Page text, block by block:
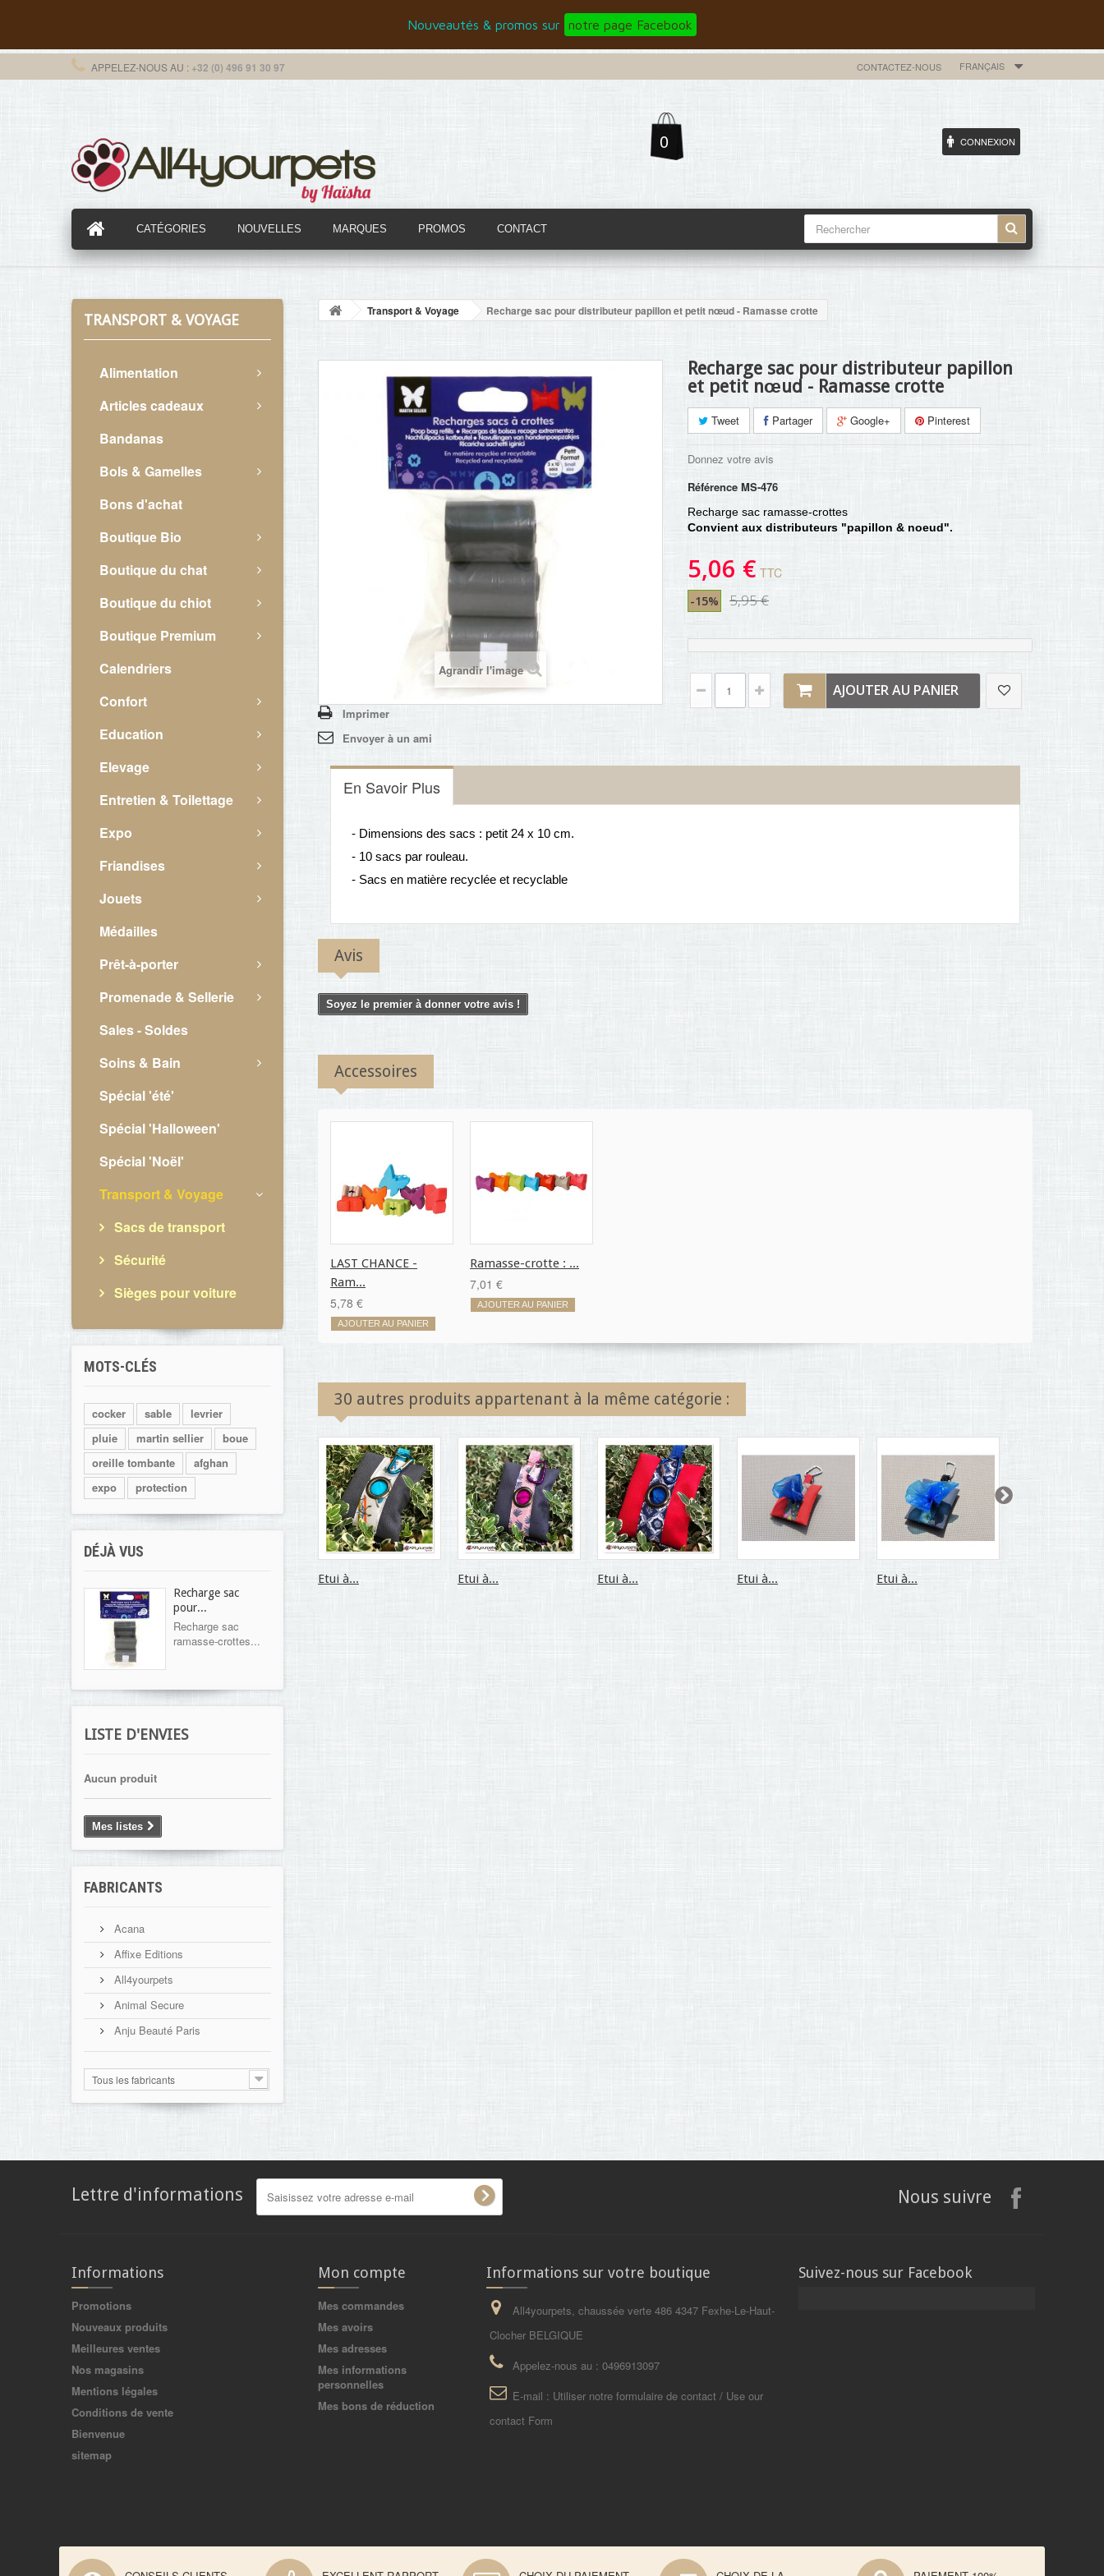
Nouveautés & promos sur notre page Facebook
FRANÇAIS
CONTACTEZ-NOUS
APPELEZ-NOUS AU : +32 (0) 496 91 30 97
0 CONNEXION
CATÉGORIES NOUVELLES MARQUES PROMOS CONTACT
TRANSPORT & VOYAGE
Alimentation
Articles cadeaux
Bandanas
Bols & Gamelles
Bons d'achat
Boutique Bio
Boutique du chat
Boutique du chiot
Boutique Premium
Calendriers
Confort
Education
Elevage
Entretien & Toilettage
Expo
Friandises
Jouets
Médailles
Prêt-à-porter
Promenade & Sellerie
Sales - Soldes
Soins & Bain
Spécial 'été'
Spécial 'Halloween'
Spécial 'Noël'
Transport & Voyage
Sacs de transport
Sécurité
Sièges pour voiture
MOTS-CLÉS
cocker sable
levrier
pluie
martin sellier
boue
oreille tombante
afghan
expo
protection
DÉJÀ VUS
Recharge sac
pour...
Recharge sac
ramasse-crottes...
LISTE D'ENVIES
Aucun produit
Mes listes
FABRICANTS
Acana
Affixe Editions
All4yourpets
Animal Secure
Anju Beauté Paris
Tous les fabricants
Transport & Voyage Recharge sac pour distributeur papillon et petit nœud - Ramasse crotte
Agrandir l'image
Imprimer
Envoyer à un ami
Recharge sac pour distributeur papillon
et petit nœud - Ramasse crotte
Tweet Partager Google+ Pinterest
Donnez votre avis
Référence MS-476
Recharge sac ramasse-crottes
Convient aux distributeurs "papillon & noeud".
5,06 € TTC
-15% 5,95 €
AJOUTER AU PANIER
En Savoir Plus
- Dimensions des sacs : petit 24 x 10 cm.
- 10 sacs par rouleau.
- Sacs en matière recyclée et recyclable
Avis
Soyez le premier à donner votre avis !
Accessoires
LAST CHANCE -
Ram...
5,78 €
AJOUTER AU PANIER
Ramasse-crotte : ...
7,01 €
AJOUTER AU PANIER
30 autres produits appartenant à la même catégorie :
Etui à... Etui à... Etui à... Etui à... Etui à...
Lettre d'informations Nous suivre
Informations
Promotions
Nouveaux produits
Meilleures ventes
Nos magasins
Mentions légales
Conditions de vente
Bienvenue
sitemap
Mon compte
Mes commandes
Mes avoirs
Mes adresses
Mes informations
personnelles
Mes bons de réduction
Informations sur votre boutique
All4yourpets, chaussée verte 486 4347 Fexhe-Le-Haut-
Clocher BELGIQUE
Appelez-nous au : 0496913097
E-mail : Utiliser notre formulaire de contact / Use our
contact Form
Suivez-nous sur Facebook